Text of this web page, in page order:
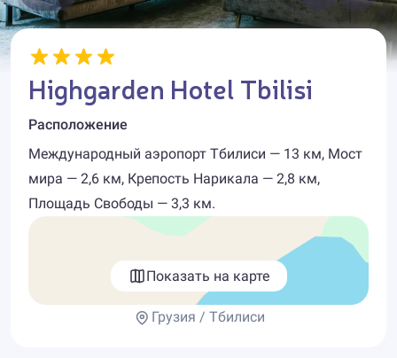
Highgarden Hotel Tbilisi
Расположение
Международный аэропорт Тбилиси — 13 км, Мост
мира — 2,6 км, Крепость Нарикала — 2,8 км,
Площадь Свободы — 3,3 км.
Показать на карте
Грузия / Тбилиси